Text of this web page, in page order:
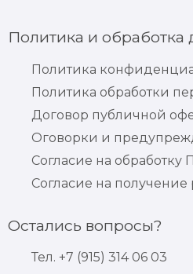
Политика и обработка
Политика
Политика обработки
Договор публичной
Оговорки и
Согласие на обработку
Согласие на
Остались вопросы?
Тел. +7 (915) 314 06 03